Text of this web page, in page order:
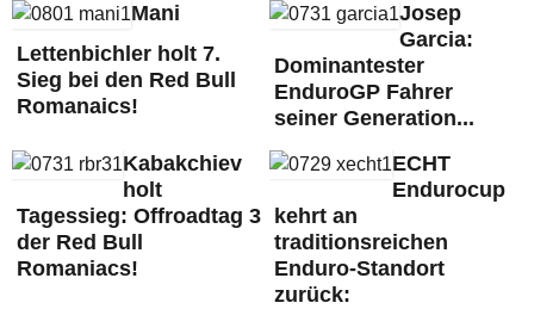
Mani
Lettenbichler holt 7.
Sieg bei den Red Bull
Romanaics!
Josep
Garcia:
Dominantester
EnduroGP Fahrer
seiner Generation...
Kabakchiev
holt
Tagessieg: Offroadtag 3
der Red Bull
Romaniacs!
ECHT
Endurocup
kehrt an
traditionsreichen
Enduro-Standort
zurück: